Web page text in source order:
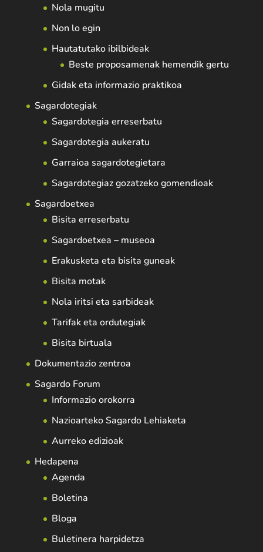
Nola mugitu
Non lo egin
Hautatutako ibilbideak
Beste proposamenak hemendik gertu
Gidak eta informazio praktikoa
Sagardotegiak
Sagardotegia erreserbatu
Sagardotegia aukeratu
Garraioa sagardotegietara
Sagardotegiaz gozatzeko gomendioak
Sagardoetxea
Bisita erreserbatu
Sagardoetxea – museoa
Erakusketa eta bisita guneak
Bisita motak
Nola iritsi eta sarbideak
Tarifak eta ordutegiak
Bisita birtuala
Dokumentazio zentroa
Sagardo Forum
Informazio orokorra
Nazioarteko Sagardo Lehiaketa
Aurreko edizioak
Hedapena
Agenda
Boletina
Bloga
Buletinera harpidetza